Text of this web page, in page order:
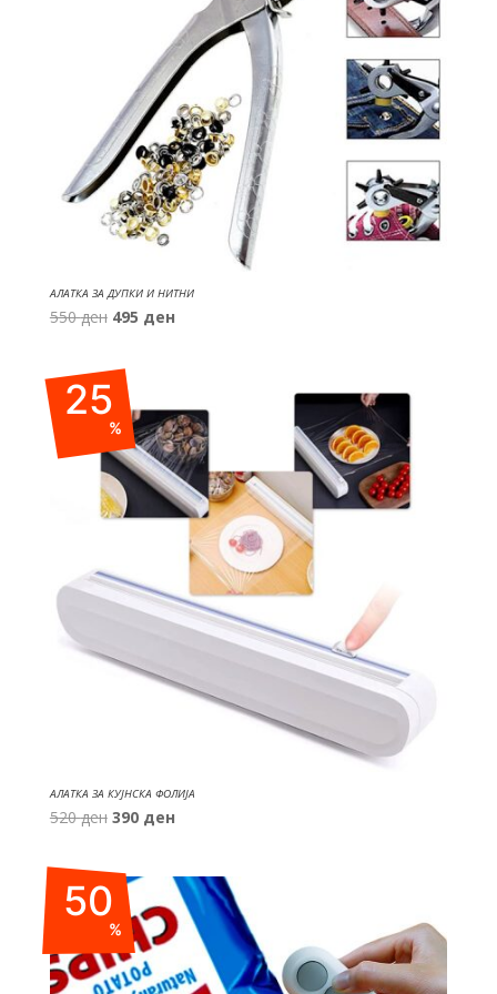
АЛАТКА ЗА ДУПКИ И НИТНИ
550ден Original
was:
550 ден.
495 денCurrent
25
%
АЛАТКА ЗА КУЈНСКА ФОЛИЈА
520ден Original
was:
520 ден.
390 денCurrent
390 ден.
50
%